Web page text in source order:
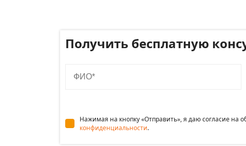
Получить бесплатную
Нажимая на кнопку «Отправить», я даю согласие на
конфиденциальности.